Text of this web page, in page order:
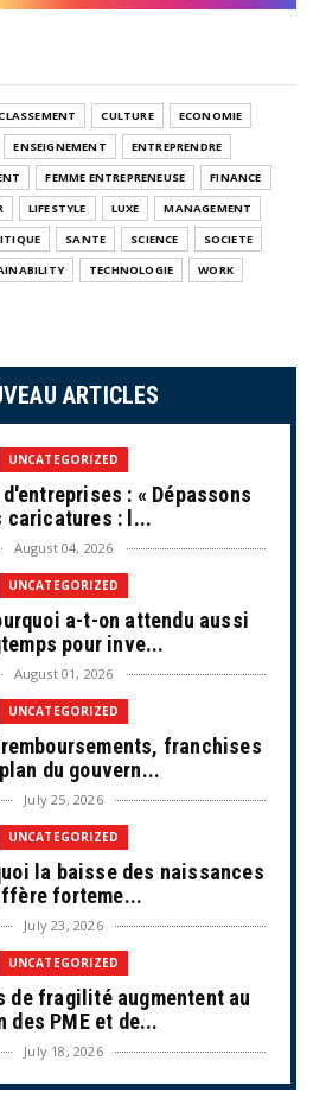
CULTURE
ECONOMIE
ENSEIGNEMENT
ENTREPRENDRE
FEMME ENTREPRENEUSE
FINANCE
LIFESTYLE LUXE
MANAGEMENT
SANTE SCIENCE
SOCIETE
TECHNOLOGIE
WORK
ARTICLES
UNCATEGORIZED
: « Dépassons
caricatures : l...
August 04, 2026
UNCATEGORIZED
a-t-on attendu aussi
pour inve...
August 01, 2026
UNCATEGORIZED
franchises
du gouvern...
July 25, 2026
UNCATEGORIZED
la baisse des naissances
forteme...
July 23, 2026
UNCATEGORIZED
de fragilité augmentent au
des PME et de...
July 18, 2026
ECONOMIE